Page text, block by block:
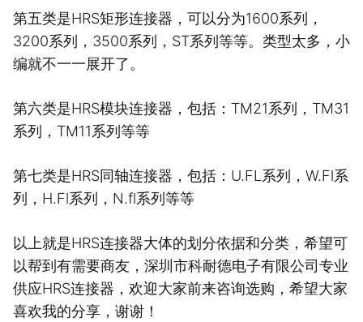
第五类是HRS矩形连接器，可以分为1600系列，
3200系列，3500系列，ST系列等等。类型太多，小
编就不一一展开了。
第六类是HRS模块连接器，包括：TM21系列，TM31
系列，TM11系列等等
第七类是HRS同轴连接器，包括：U.FL系列，W.Fl系
列，H.Fl系列，N.fl系列等等
以上就是HRS连接器大体的划分依据和分类，希望可
以帮到有需要商友，深圳市科耐德电子有限公司专业
供应HRS连接器，欢迎大家前来咨询选购，希望大家
喜欢我的分享，谢谢！